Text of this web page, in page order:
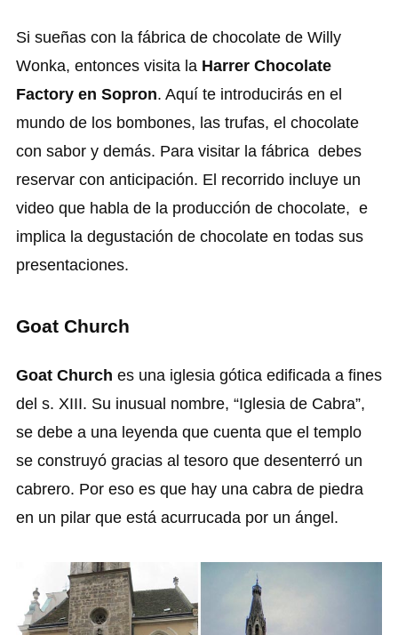
Si sueñas con la fábrica de chocolate de Willy
Wonka, entonces visita la Harrer Chocolate
Factory en Sopron. Aquí te introducirás en el
mundo de los bombones, las trufas, el chocolate
con sabor y demás. Para visitar la fábrica debes
reservar con anticipación. El recorrido incluye un
video que habla de la producción de chocolate, e
implica la degustación de chocolate en todas sus
presentaciones.
Goat Church
Goat Church es una iglesia gótica edificada a fines
del s. XIII. Su inusual nombre, “Iglesia de Cabra”,
se debe a una leyenda que cuenta que el templo
se construyó gracias al tesoro que desenterró un
cabrero. Por eso es que hay una cabra de piedra
en un pilar que está acurrucada por un ángel.